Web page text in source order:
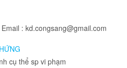
: kd.congsang@gmail.com
cụ thể sp vi phạm